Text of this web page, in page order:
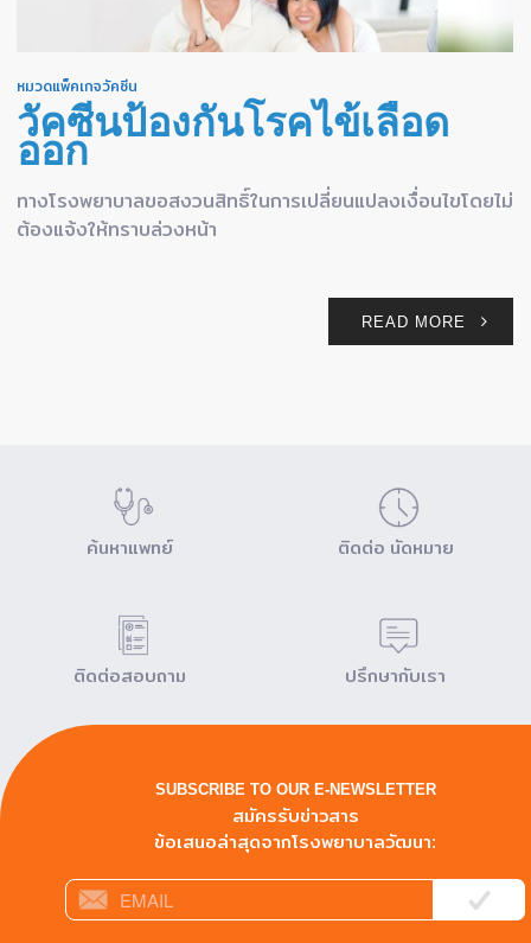
หมวดแพ็คเกจวัคซีน
วัคซีนป้องกันโรคไข้เลือด
ออก
ทางโรงพยาบาลขอสงวนสิทธิ์ในการเปลี่ยนแปลงเงื่อนไขโดยไม่
ต้องแจ้งให้ทราบล่วงหน้า
READ MORE
ค้นหาแพทย์ ติดต่อ นัดหมาย
ติดต่อสอบถาม ปรึกษากับเรา
SUBSCRIBE TO OUR E-NEWSLETTER
สมัครรับข่าวสาร
ข้อเสนอล่าสุดจากโรงพยาบาลวัฒนา: